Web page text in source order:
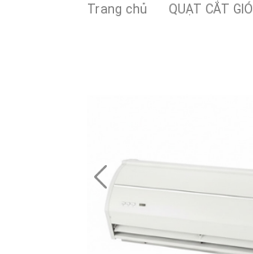
Trang chủ QUẠT CẮT GIÓ